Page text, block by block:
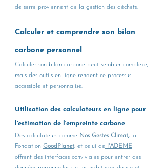
de serre proviennent de la gestion des déchets.
Calculer et comprendre son bilan
carbone personnel
Calculer son bilan carbone peut sembler complexe,
mais des outils en ligne rendent ce processus
accessible et personnalisé.
Utilisation des calculateurs en ligne pour
l'estimation de l'empreinte carbone
Des calculateurs comme Nos Gestes Climat, la
Fondation GoodPlanet, et celui de l'ADEME
offrent des interfaces conviviales pour entrer des